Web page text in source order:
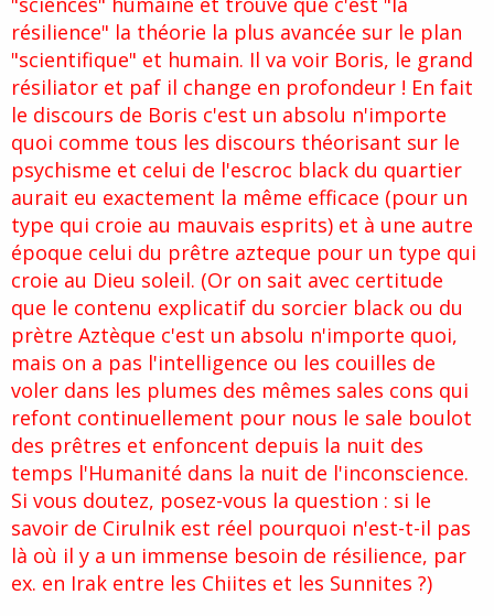
résilience" la théorie la plus avancée sur le plan
"scientifique" et humain. Il va voir Boris, le grand
résiliator et paf il change en profondeur ! En fait
le discours de Boris c'est un absolu n'importe
quoi comme tous les discours théorisant sur le
psychisme et celui de l'escroc black du quartier
aurait eu exactement la même efficace (pour un
type qui croie au mauvais esprits) et à une autre
époque celui du prêtre azteque pour un type qui
croie au Dieu soleil. (Or on sait avec certitude
que le contenu explicatif du sorcier black ou du
prètre Aztèque c'est un absolu n'importe quoi,
mais on a pas l'intelligence ou les couilles de
voler dans les plumes des mêmes sales cons qui
refont continuellement pour nous le sale boulot
des prêtres et enfoncent depuis la nuit des
temps l'Humanité dans la nuit de l'inconscience.
Si vous doutez, posez-vous la question : si le
savoir de Cirulnik est réel pourquoi n'est-t-il pas
là où il y a un immense besoin de résilience, par
ex. en Irak entre les Chiites et les Sunnites ?)